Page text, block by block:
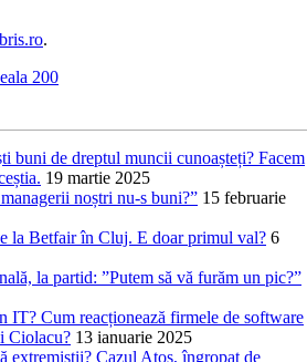
.
buni de dreptul muncii cunoașteți? Facem
19 martie 2025
noștri nu-s buni?” 15 februarie
la Betfair în Cluj. E doar primul val? 6
la partid: ”Putem să vă furăm un pic?”
IT? Cum reacționează firmele de software
Ciolacu? 13 ianuarie 2025
extremiștii? Cazul Atos, îngropat de